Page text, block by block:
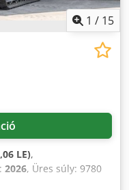
1 / 15
LE),
2026, Üres súly: 9780
KEY-TEC értékesítési